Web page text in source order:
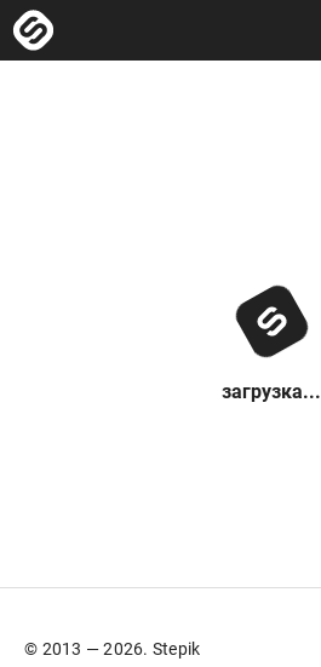
загрузка...
© 2013 — 2026. Stepik